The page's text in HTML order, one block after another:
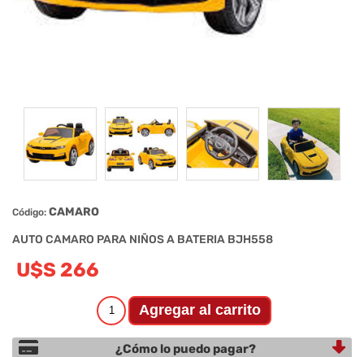
Código: CAMARO
AUTO CAMARO PARA NIÑOS A BATERIA BJH558
U$S 266
¿Cómo lo puedo pagar?